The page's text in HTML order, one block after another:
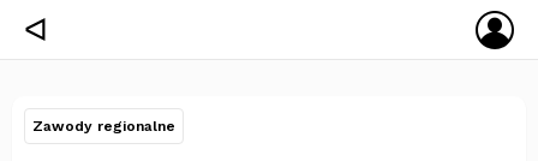
ᐊ
Zawody regionalne